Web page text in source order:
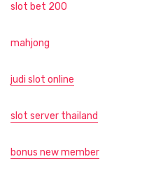
slot bet 200
mahjong
judi slot online
slot server thailand
bonus new member